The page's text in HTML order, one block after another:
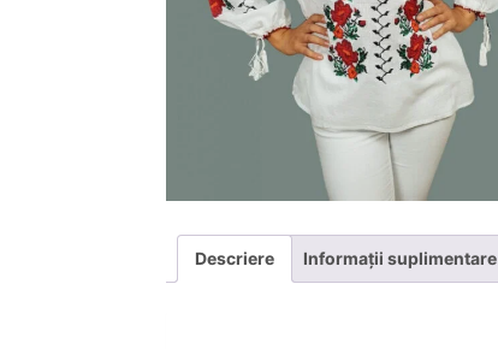
Descriere Informații suplimentare